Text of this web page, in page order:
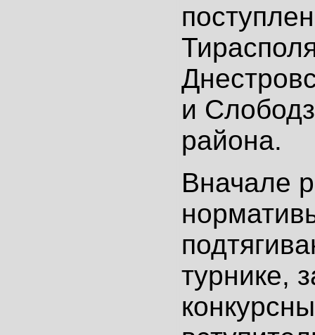
и
района.
Вначале
турнике,